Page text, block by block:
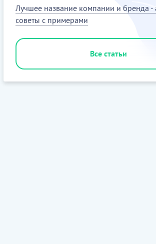
Лучшее название компании и бренда -
советы с примерами
Все статьи